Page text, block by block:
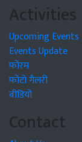
Activities
Upcoming Events
Events Update
फोरम
फोटो गैलरी
वीडियो
Contact